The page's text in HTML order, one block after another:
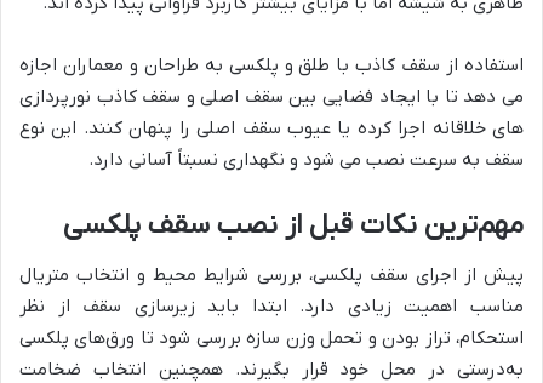
استفاده از سقف کاذب با طلق و پلکسی به طراحان و معماران اجازه
می دهد تا با ایجاد فضایی بین سقف اصلی و سقف کاذب نورپردازی
های خلاقانه اجرا کرده یا عیوب سقف اصلی را پنهان کنند. این نوع
سقف به سرعت نصب می شود و نگهداری نسبتاً آسانی دارد.
مهم‌ترین نکات قبل از نصب سقف پلکسی
پیش از اجرای سقف پلکسی، بررسی شرایط محیط و انتخاب متریال
مناسب اهمیت زیادی دارد. ابتدا باید زیرسازی سقف از نظر
استحکام، تراز بودن و تحمل وزن سازه بررسی شود تا ورق‌های پلکسی
به‌درستی در محل خود قرار بگیرند. همچنین انتخاب ضخامت